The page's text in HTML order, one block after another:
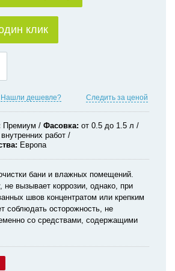
клик
Нашли дешевле? Следить за ценой
Премиум Фасовка от 0.5 до 1.5 л
работ
Европа
бани и влажных помещений.
не вызывает коррозии, однако, при
швов концентратом или крепким
соблюдать осторожность, не
со средствами, содержащими